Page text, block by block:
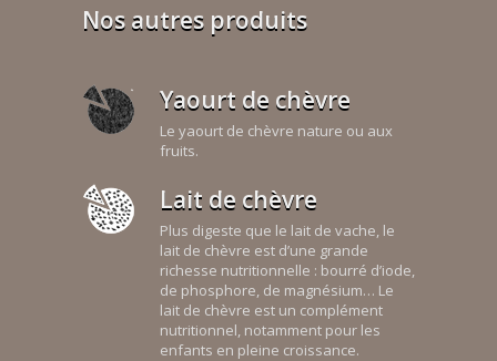
Nos autres produits
Yaourt de chèvre
Le yaourt de chèvre nature ou aux
fruits.
Lait de chèvre
Plus digeste que le lait de vache, le
lait de chèvre est d’une grande
richesse nutritionnelle : bourré d’iode,
de phosphore, de magnésium… Le
lait de chèvre est un complément
nutritionnel, notamment pour les
enfants en pleine croissance.